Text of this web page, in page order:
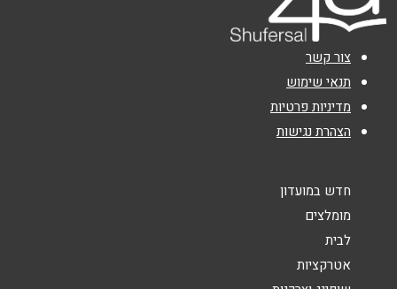
נושא
אנא חזרו אלי בקשר ל...
הודעה*
צור קשר
תנאי שימוש
מדיניות פרטיות
הצהרת נגישות
חדש במועדון
מומלצים
לבית
אטרקציות